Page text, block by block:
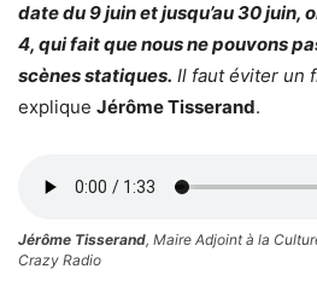
date du 9 juin et jusqu’au 30 juin,
4, qui fait que nous ne pouvons
scènes statiques. Il faut éviter un
explique Jérôme Tisserand.
Jérôme Tisserand, Maire Adjoint à la
Crazy Radio